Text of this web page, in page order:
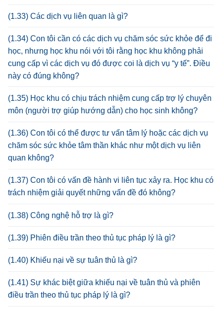
(1.33) Các dịch vụ liên quan là gì?
(1.34) Con tôi cần có các dịch vụ chăm sóc sức khỏe để đi
học, nhưng học khu nói với tôi rằng học khu không phải
cung cấp vì các dịch vụ đó được coi là dịch vụ “y tế”. Điều
này có đúng không?
(1.35) Học khu có chịu trách nhiệm cung cấp trợ lý chuyên
môn (người trợ giúp hướng dẫn) cho học sinh không?
(1.36) Con tôi có thể được tư vấn tâm lý hoặc các dịch vụ
chăm sóc sức khỏe tâm thần khác như một dịch vụ liên
quan không?
(1.37) Con tôi có vấn đề hành vi liên tục xảy ra. Học khu có
trách nhiệm giải quyết những vấn đề đó không?
(1.38) Công nghệ hỗ trợ là gì?
(1.39) Phiên điều trần theo thủ tục pháp lý là gì?
(1.40) Khiếu nại về sự tuân thủ là gì?
(1.41) Sự khác biệt giữa khiếu nại về tuân thủ và phiên
điều trần theo thủ tục pháp lý là gì?